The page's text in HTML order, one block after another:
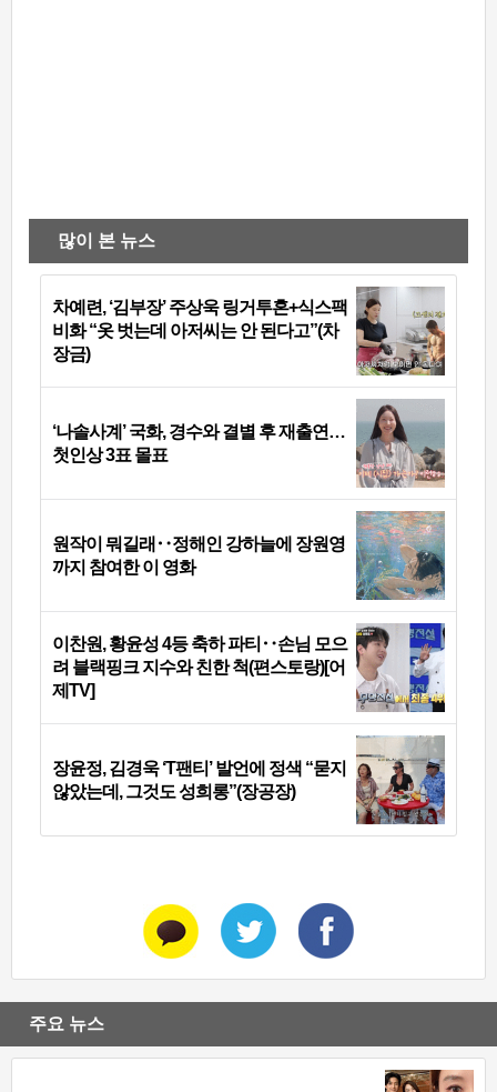
많이 본 뉴스
차예련, ‘김부장’ 주상욱 링거투혼+식스팩
비화 “옷 벗는데 아저씨는 안 된다고”(차
장금)
‘나솔사계’ 국화, 경수와 결별 후 재출연…
첫인상 3표 몰표
원작이 뭐길래‥정해인 강하늘에 장원영
까지 참여한 이 영화
이찬원, 황윤성 4등 축하 파티‥손님 모으
려 블랙핑크 지수와 친한 척(편스토랑)[어
제TV]
장윤정, 김경욱 ‘T팬티’ 발언에 정색 “묻지
않았는데, 그것도 성희롱”(장공장)
주요 뉴스